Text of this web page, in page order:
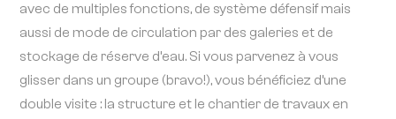
avec de multiples fonctions, de système défensif mais
aussi de mode de circulation par des galeries et de
stockage de réserve d’eau. Si vous parvenez à vous
glisser dans un groupe (bravo!), vous bénéficiez d’une
double visite : la structure et le chantier de travaux en